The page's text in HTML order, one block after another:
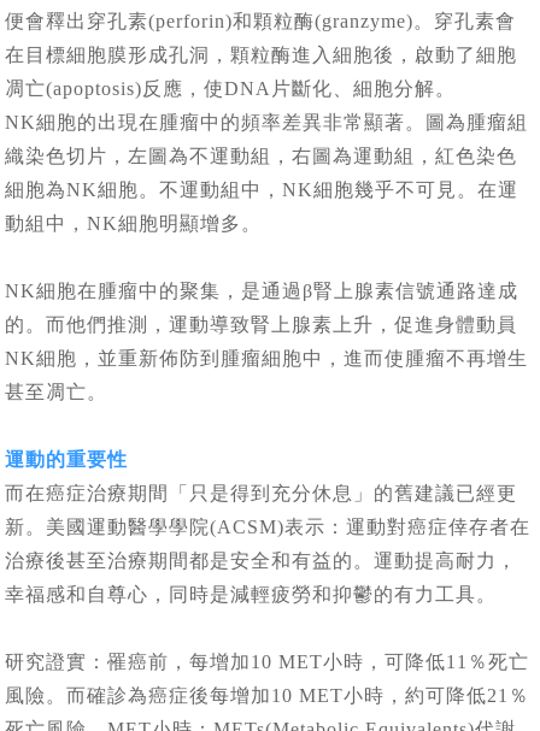
便會釋出穿孔素(perforin)和顆粒酶(granzyme)。穿孔素會
在目標細胞膜形成孔洞，顆粒酶進入細胞後，啟動了細胞
凋亡(apoptosis)反應，使DNA片斷化、細胞分解。
NK細胞的出現在腫瘤中的頻率差異非常顯著。圖為腫瘤組
織染色切片，左圖為不運動組，右圖為運動組，紅色染色
細胞為NK細胞。不運動組中，NK細胞幾乎不可見。在運
動組中，NK細胞明顯增多。
NK細胞在腫瘤中的聚集，是通過β腎上腺素信號通路達成
的。而他們推測，運動導致腎上腺素上升，促進身體動員
NK細胞，並重新佈防到腫瘤細胞中，進而使腫瘤不再增生
甚至凋亡。
運動的重要性
而在癌症治療期間「只是得到充分休息」的舊建議已經更
新。美國運動醫學學院(ACSM)表示：運動對癌症倖存者在
治療後甚至治療期間都是安全和有益的。運動提高耐力，
幸福感和自尊心，同時是減輕疲勞和抑鬱的有力工具。
研究證實：罹癌前，每增加10 MET小時，可降低11％死亡
風險。而確診為癌症後每增加10 MET小時，約可降低21％